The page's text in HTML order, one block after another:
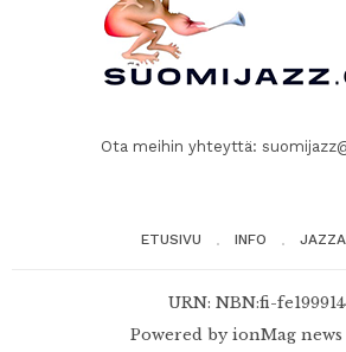
Ota meihin yhteyttä:
ETUSIVU INFO
URN: NBN:fi-
Powered by ionMag